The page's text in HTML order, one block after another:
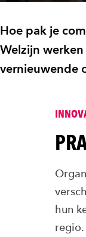
Hoe pak je
Welzijn
vernieuwende
hun
regio.